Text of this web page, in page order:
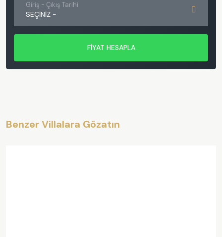
Giriş - Çıkış Tarihi
SEÇINIZ -
FİYAT HESAPLA
Benzer Villalara Gözatın